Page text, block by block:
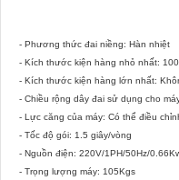
- Phương thức đai niềng: Hàn nhiệt
- Kích thước kiện hàng nhỏ nhất:
- Kích thước kiện hàng lớn nhất:
- Chiều rộng dây đai sử dụng cho
- Lực căng của máy: Có thể điều
- Tốc độ gói: 1.5 giây/vòng
- Nguồn điện: 220V/1PH/50Hz/
- Trọng lượng máy: 105Kgs